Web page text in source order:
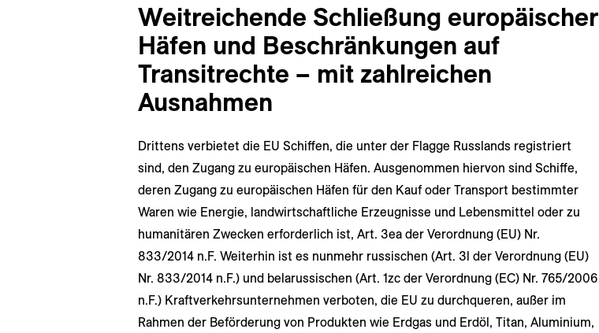
Weitreichende Schließung europäischer
Häfen und Beschränkungen auf
Transitrechte – mit zahlreichen
Ausnahmen
Drittens verbietet die EU Schiffen, die unter der Flagge Russlands registriert
sind, den Zugang zu europäischen Häfen. Ausgenommen hiervon sind Schiffe,
deren Zugang zu europäischen Häfen für den Kauf oder Transport bestimmter
Waren wie Energie, landwirtschaftliche Erzeugnisse und Lebensmittel oder zu
humanitären Zwecken erforderlich ist, Art. 3ea der Verordnung (EU) Nr.
833/2014 n.F. Weiterhin ist es nunmehr russischen (Art. 3l der Verordnung (EU)
Nr. 833/2014 n.F.) und belarussischen (Art. 1zc der Verordnung (EC) Nr. 765/2006
n.F.) Kraftverkehrsunternehmen verboten, die EU zu durchqueren, außer im
Rahmen der Beförderung von Produkten wie Erdgas und Erdöl, Titan, Aluminium,